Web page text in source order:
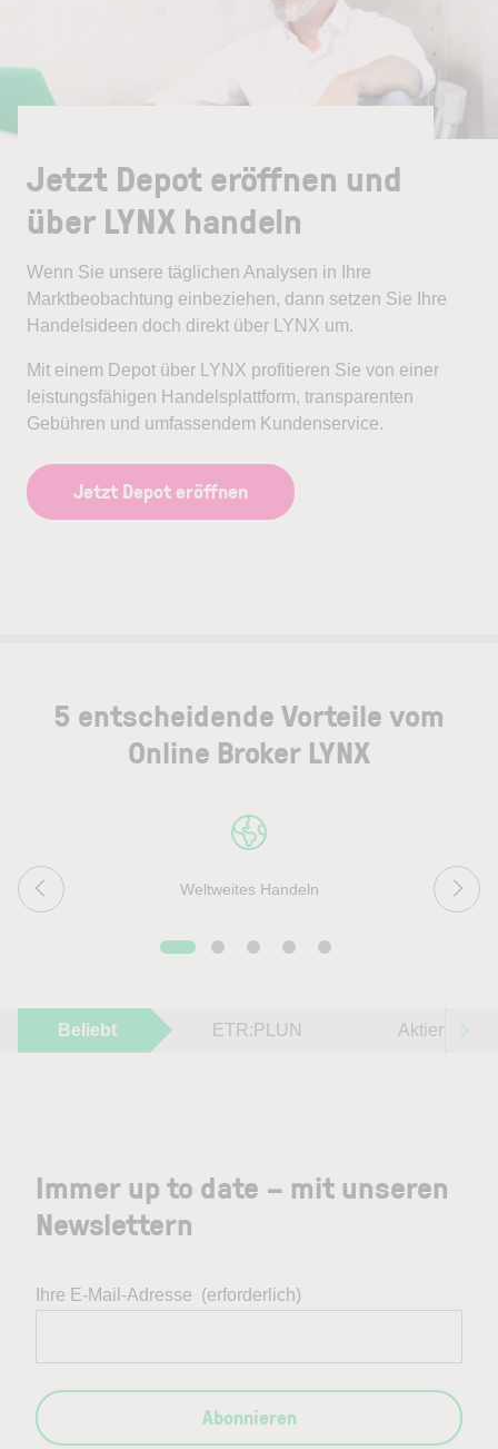
Jetzt Depot eröffnen und
über LYNX handeln
Wenn Sie unsere täglichen Analysen in Ihre
Marktbeobachtung einbeziehen, dann setzen Sie Ihre
Handelsideen doch direkt über LYNX um.
Mit einem Depot über LYNX profitieren Sie von einer
leistungsfähigen Handelsplattform, transparenten
Gebühren und umfassendem Kundenservice.
Jetzt Depot eröffnen
5 entscheidende Vorteile vom
Online Broker LYNX
Weltweites Handeln
Beliebt ETR:PLUN Aktien im
Immer up to date – mit unseren
Newslettern
Ihre E-Mail-Adresse (erforderlich)
Abonnieren